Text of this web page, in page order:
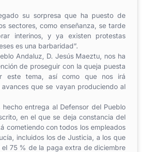
su sorpresa que ha puesto de
sectores, como enseñanza, se tarde
interinos, y ya existen protestas
es una barbaridad”.
Andaluz, D. Jesús Maeztu, nos ha
de proseguir con la queja puesta
este tema, así como que nos irá
que se vayan produciendo al
hecho entrega al Defensor del Pueblo
en el que se deja constancia del
cometiendo con todos los empleados
incluidos los de Justicia, a los que
el 75 % de la paga extra de diciembre